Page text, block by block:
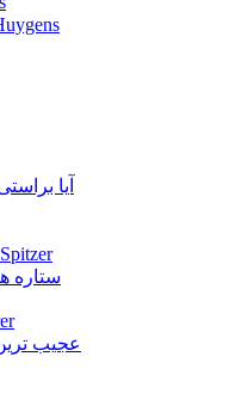
آیا
مصاحبه ای با تلسکوپ فضایی Spitzer
ستاره
عجیب